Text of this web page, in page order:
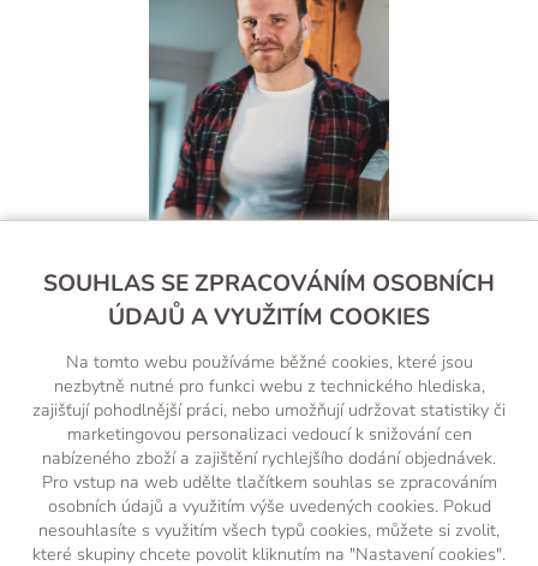
Filip Štěpnička
+420 607 238 260
(Po-Pá, 8-18 hod.)
obchod@wood-factory.cz
SOUHLAS SE ZPRACOVÁNÍM OSOBNÍCH
ÚDAJŮ A VYUŽITÍM COOKIES
Na tomto webu používáme běžné cookies, které jsou
nezbytně nutné pro funkci webu z technického hlediska,
zajišťují pohodlnější práci, nebo umožňují udržovat statistiky či
marketingovou personalizaci vedoucí k snižování cen
nabízeného zboží a zajištění rychlejšího dodání objednávek.
Pro vstup na web udělte tlačítkem souhlas se zpracováním
osobních údajů a využitím výše uvedených cookies. Pokud
nesouhlasíte s využitím všech typů cookies, můžete si zvolit,
které skupiny chcete povolit kliknutím na "Nastavení cookies".